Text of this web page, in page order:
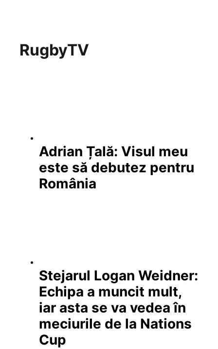
RugbyTV
Adrian Țală: Visul meu
este să debutez pentru
România
Stejarul Logan Weidner:
Echipa a muncit mult,
iar asta se va vedea în
meciurile de la Nations
Cup